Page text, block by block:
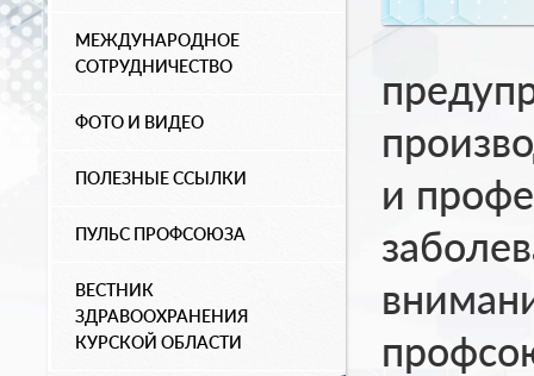
МЕЖДУНАРОДНОЕ
СОТРУДНИЧЕСТВО
ФОТО И ВИДЕО
ПОЛЕЗНЫЕ ССЫЛКИ
ПУЛЬС ПРОФСОЮЗА
ВЕСТНИК
ЗДРАВООХРАНЕНИЯ
КУРСКОЙ ОБЛАСТИ
и